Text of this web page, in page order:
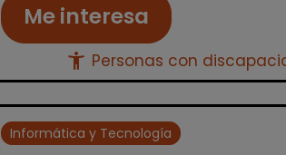
Me interesa
accessibility_new Personas con
Informática y Tecnología